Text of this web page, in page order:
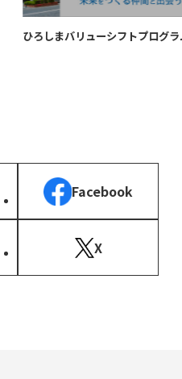
ひろしまバリューシフトプログラム
Facebook
X